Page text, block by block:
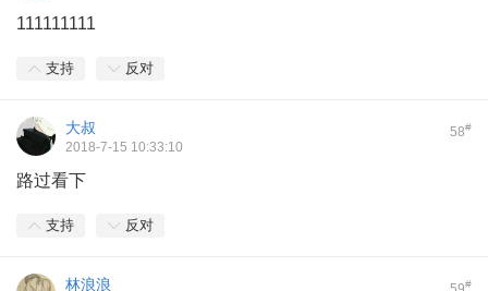
111111111
支持 反对
58#
大叔
2018-7-15 10:33:10
路过看下
支持 反对
#
林浪浪